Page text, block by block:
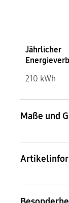
Jährlicher
210 kWh
Maße und